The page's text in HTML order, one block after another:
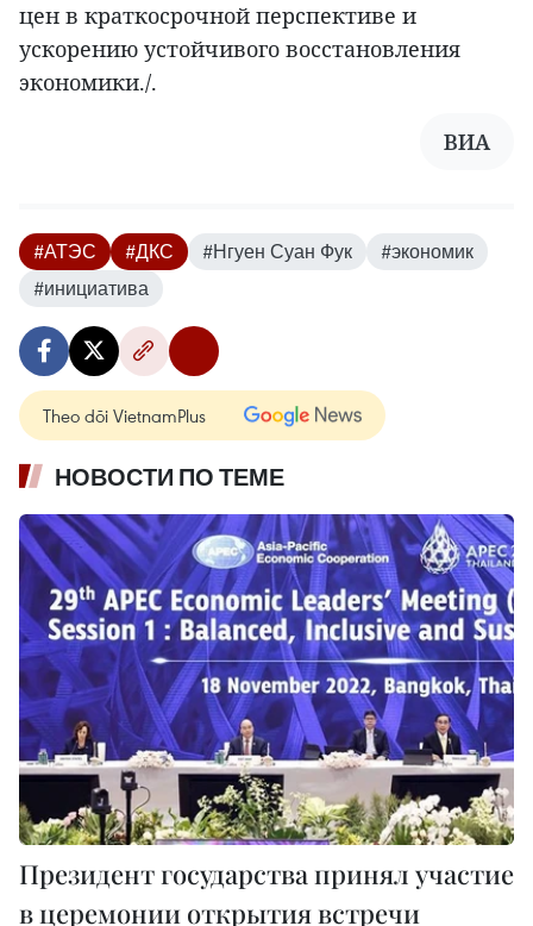
цен в краткосрочной перспективе и
ускорению устойчивого восстановления
экономики./.
ВИА
#АТЭС #ДКС #Нгуен Суан Фук
#экономик
#инициатива
Theo dõi VietnamPlus
НОВОСТИ ПО ТЕМЕ
Президент государства принял участие
в церемонии открытия встречи